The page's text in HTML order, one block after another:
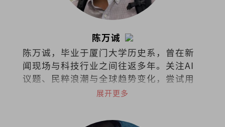
陈万诚
陈万诚，毕业于厦门大学历史系，曾在新
闻现场与科技行业之间往返多年。关注AI
议题、民粹浪潮与全球趋势变化，尝试用
历史的眼睛理解科技时代的人。著有
展开更多